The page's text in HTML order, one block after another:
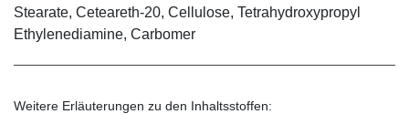
Stearate, Ceteareth-20, Cellulose, Tetrahydroxypropyl
Ethylenediamine, Carbomer
Weitere Erläuterungen zu den Inhaltsstoffen: